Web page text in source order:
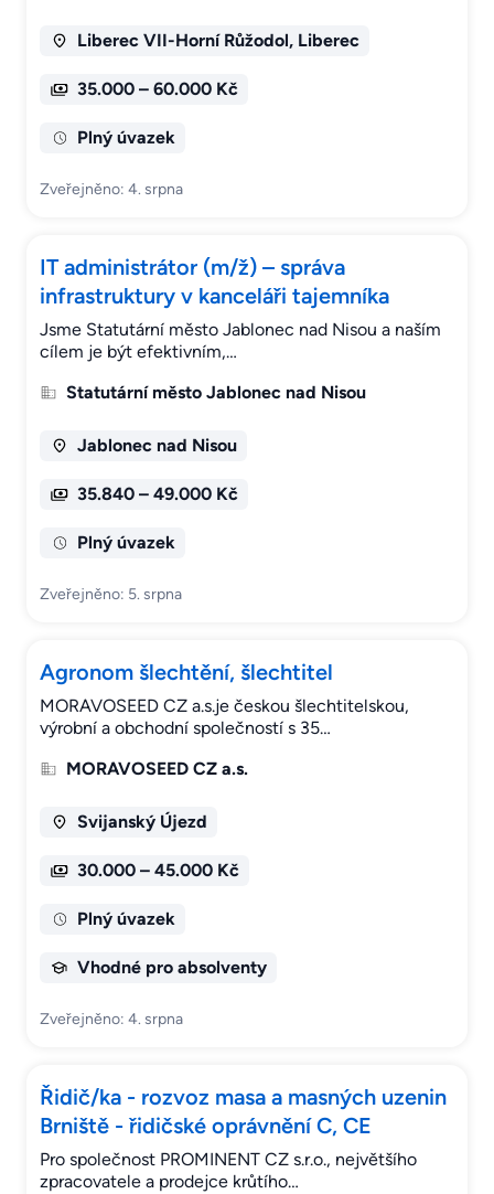
Liberec VII-Horní Růžodol, Liberec
35.000 – 60.000 Kč
Plný úvazek
Zveřejněno: 4. srpna
IT administrátor (m/ž) – správa
infrastruktury v kanceláři tajemníka
Jsme Statutární město Jablonec nad Nisou a naším
cílem je být efektivním,…
Statutární město Jablonec nad Nisou
Jablonec nad Nisou
35.840 – 49.000 Kč
Plný úvazek
Zveřejněno: 5. srpna
Agronom šlechtění, šlechtitel
MORAVOSEED CZ a.s.je českou šlechtitelskou,
výrobní a obchodní společností s 35…
MORAVOSEED CZ a.s.
Svijanský Újezd
30.000 – 45.000 Kč
Plný úvazek
Vhodné pro absolventy
Zveřejněno: 4. srpna
Řidič/ka - rozvoz masa a masných uzenin
Brniště - řidičské oprávnění C, CE
Pro společnost PROMINENT CZ s.r.o., největšího
zpracovatele a prodejce krůtího…